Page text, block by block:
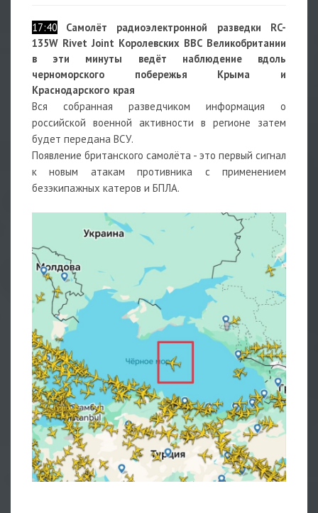
17:40
Самолёт радиоэлектронной разведки RC-
135W Rivet Joint Королевских ВВС Великобритании
в эти минуты ведёт наблюдение вдоль
черноморского побережья Крыма и
Краснодарского края
Вся собранная разведчиком информация о
российской военной активности в регионе затем
будет передана ВСУ.
Появление британского самолёта - это первый сигнал
к новым атакам противника с применением
безэкипажных катеров и БПЛА.